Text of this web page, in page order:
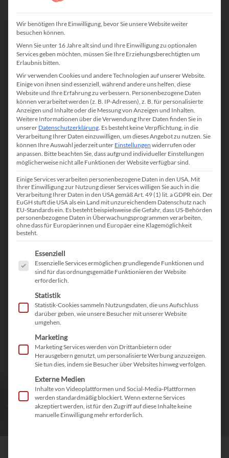
Flexible Schnittstellen
Zusammenarbeit mit sozialen Netzwerken,
Jobbörsen und anderen Anwendungen
Zeitersparnis
Arbeitserleichterung und Zeitersparnis durch die
Integration von Outlook & Meffert CVparser®
Offline-Verfügbarkeit
Ihre Recruiting-Datenbank ist On- und Offline
verfügbar
Reporting
Individuelle Auswertungen und Berichte reflektieren
Ihr Tagesgeschäft
Intuitives Bedienkonzept
Schnelles und effektives Arbeiten durch eine
benutzerfreundliche Bedienung
Feature-Übersicht
Wir benötigen Ihre Einwilligung, bevor Sie unsere Website weiter
besuchen können.
Wenn Sie unter 16 Jahre alt sind und Ihre Einwilligung zu optionalen
Services geben möchten, müssen Sie Ihre Erziehungsberechtigten um
Erlaubnis bitten.
Wir verwenden Cookies und andere Technologien auf unserer Website.
Einige von ihnen sind essenziell, während andere uns helfen, diese
Website und Ihre Erfahrung zu verbessern. Personenbezogene Daten
können verarbeitet werden (z. B. IP-Adressen), z. B. für personalisierte
Anzeigen und Inhalte oder die Messung von Anzeigen und Inhalten.
Weitere Informationen über die Verwendung Ihrer Daten finden Sie in
unserer Datenschutzerklärung Es besteht keine Verpflichtung, in die
Verarbeitung Ihrer Daten einzuwilligen, um dieses Angebot zu nutzen. Sie
können Ihre Auswahl jederzeit unter Einstellungen widerrufen oder
anpassen. Bitte beachten Sie, dass aufgrund individueller Einstellungen
möglicherweise nicht alle Funktionen der Website verfügbar sind.
Einige Services verarbeiten personenbezogene Daten in den USA. Mit
Ihrer Einwilligung zur Nutzung dieser Services willigen Sie auch in die
Verarbeitung Ihrer Daten in den USA gemäß Art. 49 (1) lit. a GDPR ein. Der
EuGH stuft die USA als ein Land mit unzureichendem Datenschutz nach
EU-Standards ein. Es besteht beispielsweise die Gefahr, dass US-Behörden
personenbezogene Daten in Überwachungsprogrammen verarbeiten,
ohne dass für Europäerinnen und Europäer eine Klagemöglichkeit
besteht.
Es folgt eine Liste der Service-Gruppen, für die eine
Essenziell
Essenzielle Services ermöglichen grundlegende Funktionen und
sind für das ordnungsgemäße Funktionieren der Website
erforderlich.
Statistik
Statistik-Cookies sammeln Nutzungsdaten, die uns Aufschluss
darüber geben, wie unsere Besucher mit unserer Website
umgehen.
Marketing
Marketing Services werden von Drittanbietern oder
Herausgebern genutzt, um personalisierte Werbung anzuzeigen.
Sie tun dies, indem sie Besucher über Websites hinweg verfolgen.
Externe Medien
Inhalte von Videoplattformen und Social-Media-Plattformen
werden standardmäßig blockiert. Wenn externe Services
akzeptiert werden, ist für den Zugriff auf diese Inhalte keine
manuelle Einwilligung mehr erforderlich.